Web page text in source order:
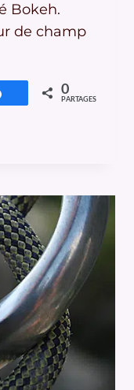
Bokeh.
de champ
Partagez 0
PARTAGES